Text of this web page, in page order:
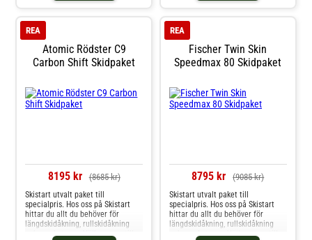
Atomic Rödster C9
Carbon Shift Skidpaket
REA
8195 kr (8685 kr)
Skistart utvalt paket till
specialpris. Hos oss på Skistart
hittar du allt du behöver för
längdskidåkning, rullskidåkning
och mycket mer. Välkommen till
Fischer Twin Skin
Speedmax 80 Skidpaket
REA
8795 kr (9085 kr)
Skistart utvalt paket till
specialpris. Hos oss på Skistart
hittar du allt du behöver för
längdskidåkning, rullskidåkning
och mycket mer. Välkommen till